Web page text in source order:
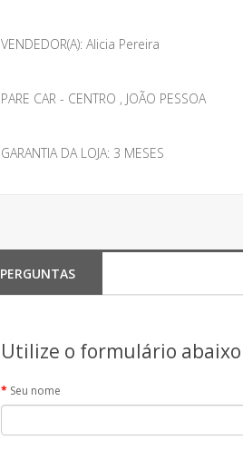
VENDEDOR(A): Alicia Pereira
PARE CAR - CENTRO , JOÃO PESSOA
GARANTIA DA LOJA: 3 MESES
PERGUNTAS
Utilize o formulário
Seu nome